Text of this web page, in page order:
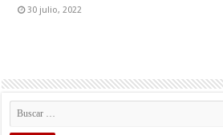
30 julio, 2022